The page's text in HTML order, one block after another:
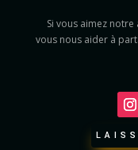
Si vous aimez
vous nous aider à